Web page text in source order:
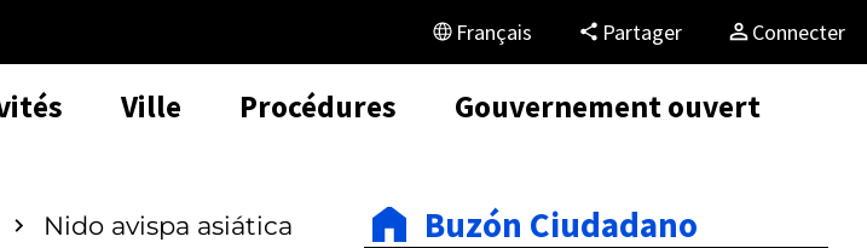
Français Partager Connecter
Ville Procédures Gouvernement ouvert
Nido avispa asiática Buzón Ciudadano